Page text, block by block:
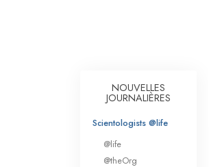
NOUVELLES
JOURNALIÈRES
Scientologists @life
@life
@theOrg